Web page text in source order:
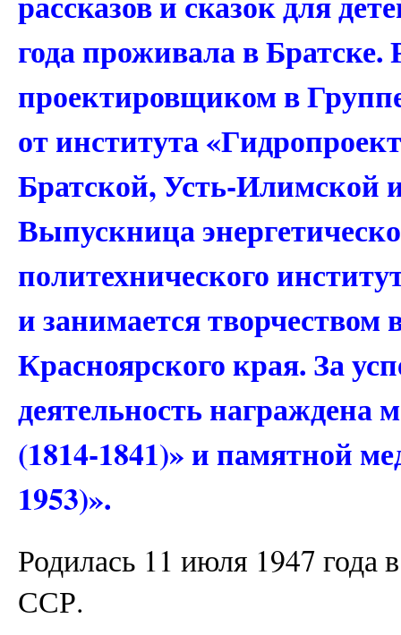
года проживала в Братске.
проектировщиком в
от института
Братской, Усть-Илимской
Выпускница
политехнического
и занимается творчеством
Красноярского края. За
деятельность
(1814-1841)» и памятной
1953)».
Родилась 11 июля 1947 года
ССР.